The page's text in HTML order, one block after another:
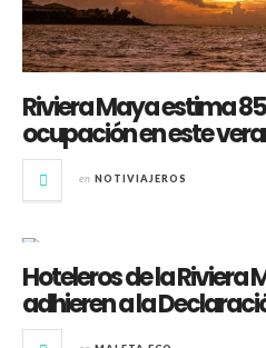
Riviera Maya estima
ocupación en este
en NOTIVIAJEROS
Hoteleros de la Riviera
adhieren a la